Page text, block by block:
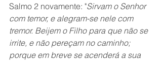
Salmo 2 novamente: "Sirvam o Senhor
com temor, e alegram-se nele com
tremor. Beijem o Filho para que não se
irrite, e não pereçam no caminho;
porque em breve se acenderá a sua